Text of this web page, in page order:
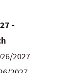
-
2027